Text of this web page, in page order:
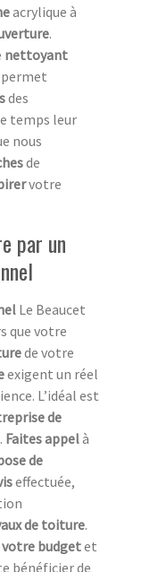
acrylique à
.
nettoyant
des
temps leur
nous
de
votre
par un
Le Beaucet
que votre
de votre
exigent un réel
L’idéal est
de
Faites appelà
de
effectuée,
de toiture.
votre budgetet
bénéficier de